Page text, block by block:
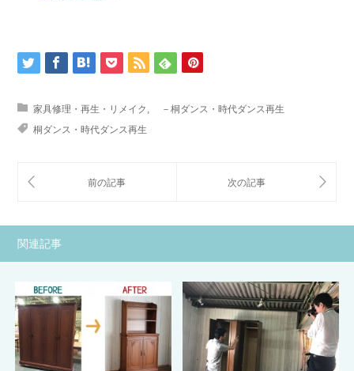
家具修理・再生・リメイク
－桐ダンス・時代ダンス再生
桐ダンス・時代ダンス再生
関連記事